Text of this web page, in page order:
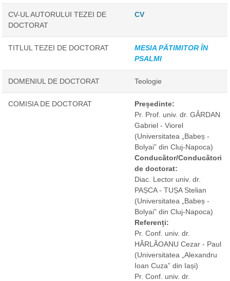
CV-UL AUTORULUI TEZEI DE
DOCTORAT
CV
TITLUL TEZEI DE DOCTORAT
MESIA PĂTIMITOR ÎN
PSALMI
DOMENIUL DE DOCTORAT Teologie
COMISIA DE DOCTORAT
Președinte:
Pr. Prof. univ. dr. GÂRDAN
Gabriel - Viorel
(Universitatea „Babeș -
Bolyai” din Cluj-Napoca)
Conducător/Conducători
de doctorat:
Diac. Lector univ. dr.
PAȘCA - TUȘA Stelian
(Universitatea „Babeș -
Bolyai” din Cluj-Napoca)
Referenți:
Pr. Conf. univ. dr.
HÂRLĂOANU Cezar - Paul
(Universitatea „Alexandru
Ioan Cuza” din Iași)
Pr. Conf. univ. dr.